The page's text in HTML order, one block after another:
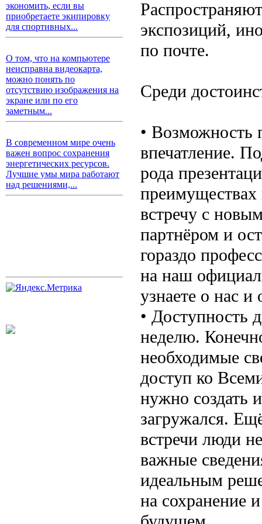
экономить, если вы
приобретаете экипировку
для спортивных...
О том, что на компьютере
неисправна видеокарта,
можно понять по
отсутствию изображения на
экране или по его
заметным...
В современном мире очень
важен вопрос сохранения
энергетических ресурсов.
Лучшие умы мира работают
над решениями,...
экспозиций,
по почте.
Среди
• Возможность
впечатление.
рода
преимуществах
встречу с
партнёром и
гораздо
на наш
узнаете о нас
• Доступность
неделю.
необходимые
доступ ко
нужно создать
загружался.
встречи люди
важные
идеальным
на сохранение